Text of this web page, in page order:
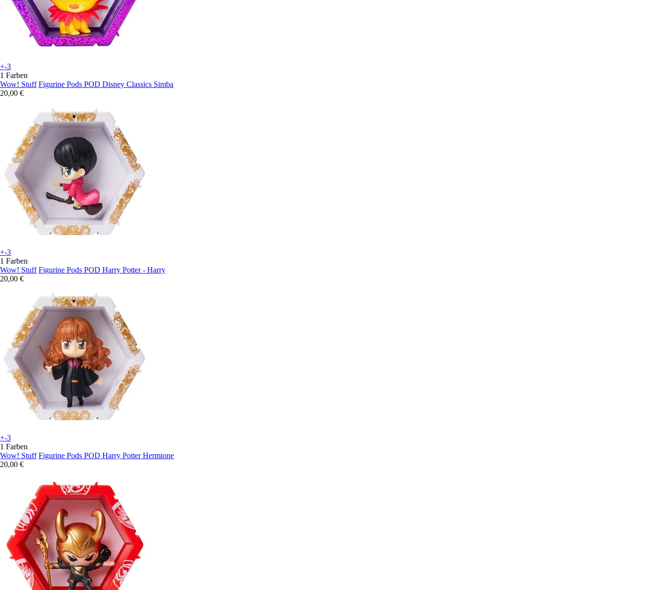
+-3
1 Farben
Wow! Stuff Figurine Pods POD Disney Classics Simba
20,00 €
+-3
1 Farben
Wow! Stuff Figurine Pods POD Harry Potter - Harry
20,00 €
+-3
1 Farben
Wow! Stuff Figurine Pods POD Harry Potter Hermione
20,00 €